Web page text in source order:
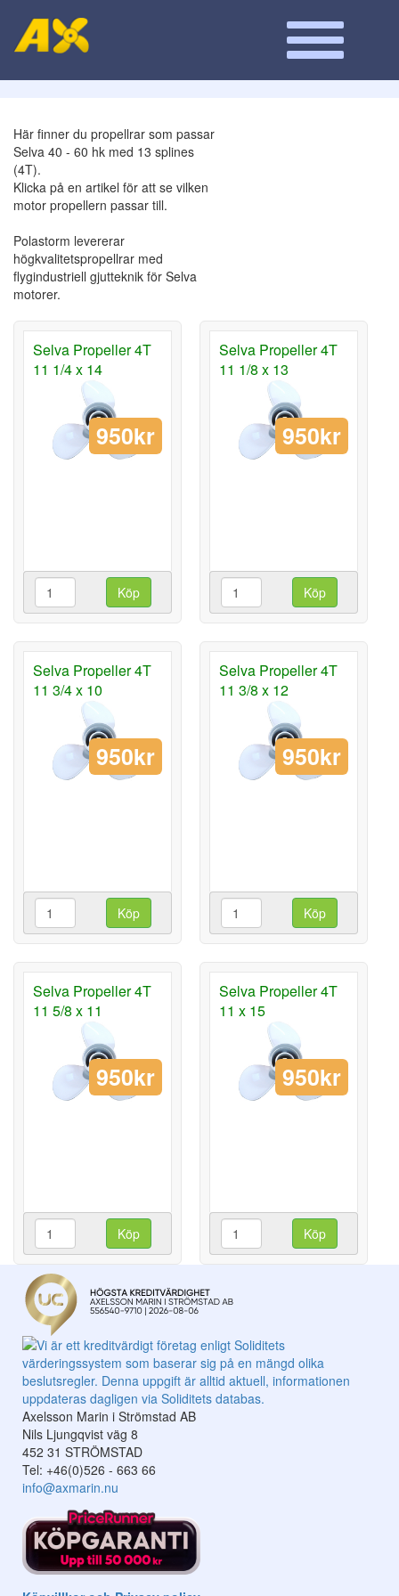
Här finner du propellrar som passar
Selva 40 - 60 hk med 13 splines
(4T).
Klicka på en artikel för att se vilken
motor propellern passar till.
Polastorm levererar
högkvalitetspropellrar med
flygindustriell gjutteknik för Selva
motorer.
Selva Propeller 4T
11 1/4 x 14
950kr
Köp
Selva Propeller 4T
11 1/8 x 13
950kr
Köp
Selva Propeller 4T
11 3/4 x 10
950kr
Köp
Selva Propeller 4T
11 3/8 x 12
950kr
Köp
Selva Propeller 4T
11 5/8 x 11
950kr
Köp
Selva Propeller 4T
11 x 15
950kr
Köp
Axelsson Marin i Strömstad AB
Nils Ljungqvist väg 8
452 31 STRÖMSTAD
Tel: +46(0)526 - 663 66
info@axmarin.nu